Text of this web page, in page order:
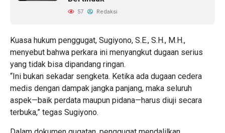
57 Redaksi
Kuasa hukum penggugat, Sugiyono, S.E., S.H., M.H.,
menyebut bahwa perkara ini menyangkut dugaan serius
yang tidak bisa dipandang ringan.
“Ini bukan sekadar sengketa. Ketika ada dugaan cedera
medis dengan dampak jangka panjang, maka seluruh
aspek—baik perdata maupun pidana—harus diuji secara
terbuka,” tegas Sugiyono.